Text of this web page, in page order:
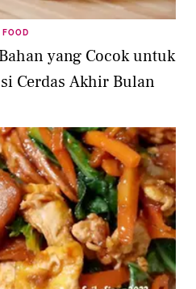
FOOD
yang Cocok untuk
Cerdas Akhir Bulan